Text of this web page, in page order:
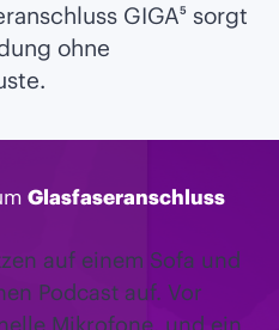
GIGA⁵ sorgt
ohne
Glasfaseranschluss